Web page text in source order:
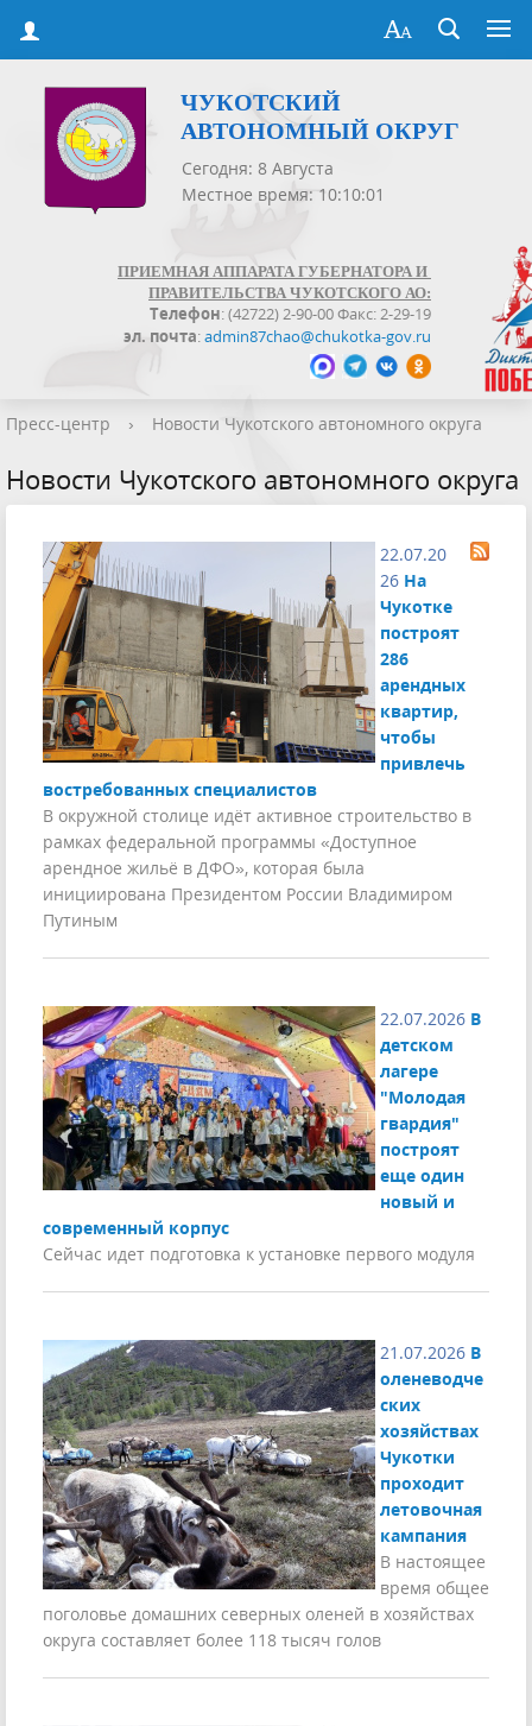
ЧУКОТСКИЙ
АВТОНОМНЫЙ ОКРУГ
Сегодня: 8 Августа
Местное время: 10:10:01
ПРИЕМНАЯ АППАРАТА ГУБЕРНАТОРА И
ПРАВИТЕЛЬСТВА ЧУКОТСКОГО АО:
Телефон: (42722) 2-90-00 Факс: 2-29-19
эл. почта:admin87chao@chukotka-gov.ru
Пресс-центр › Новости Чукотского автономного округа
Новости Чукотского автономного округа
22.07.20
26 На
Чукотке
построят
286
арендных
квартир,
чтобы
привлечь
востребованных специалистов
В окружной столице идёт активное строительство в
рамках федеральной программы «Доступное
арендное жильё в ДФО», которая была
инициирована Президентом России Владимиром
Путиным
22.07.2026 В
детском
лагере
"Молодая
гвардия"
построят
еще один
новый и
современный корпус
Сейчас идет подготовка к установке первого модуля
21.07.2026 В
оленеводче
ских
хозяйствах
Чукотки
проходит
летовочная
кампания
В настоящее
время общее
поголовье домашних северных оленей в хозяйствах
округа составляет более 118 тысяч голов